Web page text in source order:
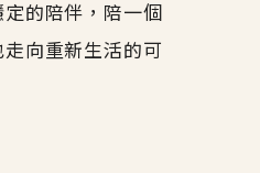
的陪伴，陪一個
向重新生活的可